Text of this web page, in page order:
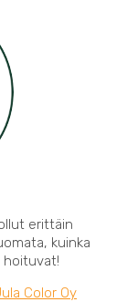
erittäin
kuinka
hoituvat!
Color Oy